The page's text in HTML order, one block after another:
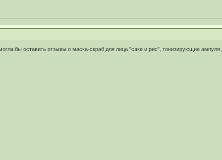
бы оставить отзывы о маска-скраб для лица "саке и рис", тонизирующие